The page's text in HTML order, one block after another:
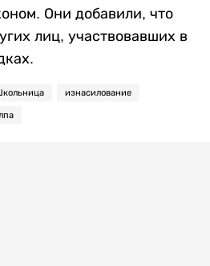
Они добавили, что
лиц, участвовавших в
изнасилование